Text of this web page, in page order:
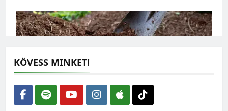
2026-08-04
KÖVESS MINKET!